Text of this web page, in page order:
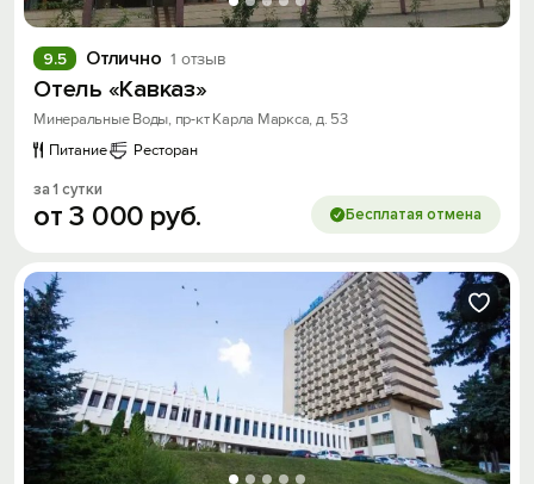
Отлично 1 отзыв
9.5
Отель «Кавказ»
Минеральные Воды, пр-кт Карла Маркса, д. 53
Питание
Ресторан
за 1 сутки
от3 000 руб. Бесплатая отмена